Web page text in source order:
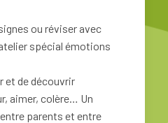
ou réviser avec
spécial émotions
et de découvrir
aimer, colère… Un
parents et entre